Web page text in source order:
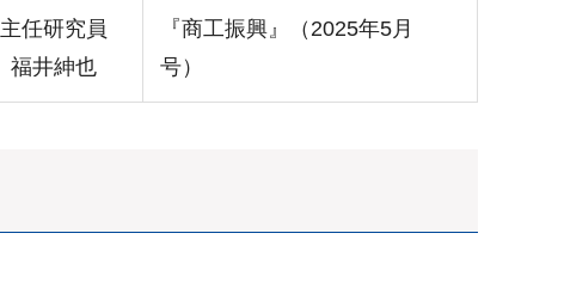
主任研究員
福井紳也
『商工振興』（2025年5月
号）